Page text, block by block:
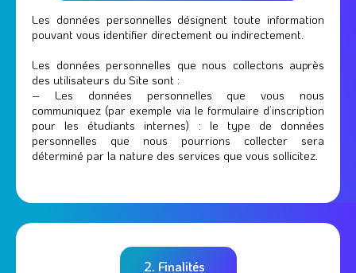
Les données personnelles désignent toute information
pouvant vous identifier directement ou indirectement.
Les données personnelles que nous collectons auprès
des utilisateurs du Site sont :
– Les données personnelles que vous nous
communiquez (par exemple via le formulaire d’inscription
pour les étudiants internes) : le type de données
personnelles que nous pourrions collecter sera
déterminé par la nature des services que vous sollicitez.
2. Finalités